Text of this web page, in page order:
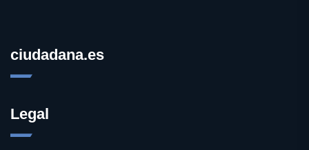
ciudadana.es
Legal